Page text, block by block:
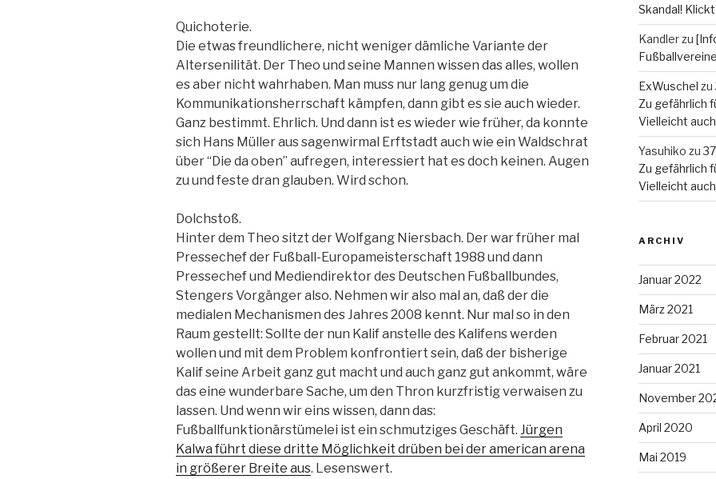
Quichoterie.
Die etwas freundlichere, nicht weniger dämliche Variante der
Altersenilität. Der Theo und seine Mannen wissen das alles, wollen
es aber nicht wahrhaben. Man muss nur lang genug um die
Kommunikationsherrschaft kämpfen, dann gibt es sie auch wieder.
Ganz bestimmt. Ehrlich. Und dann ist es wieder wie früher, da konnte
sich Hans Müller aus sagenwirmal Erftstadt auch wie ein Waldschrat
über “Die da oben” aufregen, interessiert hat es doch keinen. Augen
zu und feste dran glauben. Wird schon.
Dolchstoß.
Hinter dem Theo sitzt der Wolfgang Niersbach. Der war früher mal
Pressechef der Fußball-Europameisterschaft 1988 und dann
Pressechef und Mediendirektor des Deutschen Fußballbundes,
Stengers Vorgänger also. Nehmen wir also mal an, daß der die
medialen Mechanismen des Jahres 2008 kennt. Nur mal so in den
Raum gestellt: Sollte der nun Kalif anstelle des Kalifens werden
wollen und mit dem Problem konfrontiert sein, daß der bisherige
Kalif seine Arbeit ganz gut macht und auch ganz gut ankommt, wäre
das eine wunderbare Sache, um den Thron kurzfristig verwaisen zu
lassen. Und wenn wir eins wissen, dann das:
Fußballfunktionärstümelei ist ein schmutziges Geschäft. Jürgen
Kalwa führt diese dritte Möglichkeit drüben bei der american arena
in größerer Breite aus. Lesenswert.
Skandal!
Kandlerzu
ExWuschel zu
Zu gefährlich
Vielleicht
Yasuhiko zu
Zu gefährlich
Vielleicht
ARCHIV
Januar 2022
März 2021
Februar 2021
Januar 2021
November
April 2020
Mai 2019